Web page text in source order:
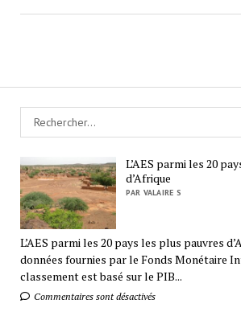
L’AES parmi les 20
d’Afrique
PAR VALAIRE S
L’AES parmi les 20 pays les plus pauvres
données fournies par le Fonds Monétaire
classement est basé sur le PIB...
Commentaires sont désactivés